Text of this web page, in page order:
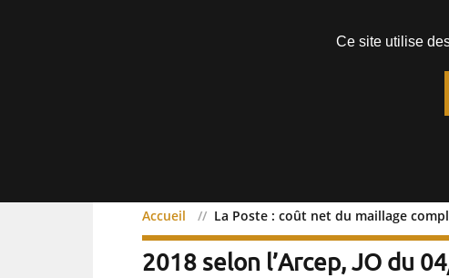
Accueil La Poste : coût net du maillage
La Poste : coût net du
2018 selon l’Arcep, JO du
Ce site utilise